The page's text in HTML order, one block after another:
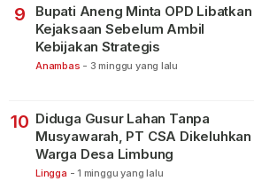
9
Bupati Aneng Minta OPD Libatkan
Kejaksaan Sebelum Ambil
Kebijakan Strategis
Anambas - 3 minggu yang lalu
10 Diduga Gusur Lahan Tanpa
Musyawarah, PT CSA Dikeluhkan
Warga Desa Limbung
Lingga - 1 minggu yang lalu